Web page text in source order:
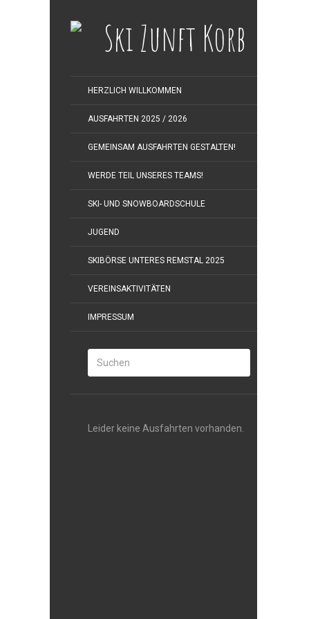
HERZLICH WILLKOMMEN
AUSFAHRTEN 2025 / 2026
GEMEINSAM AUSFAHRTEN GESTALTEN!
WERDE TEIL UNSERES TEAMS!
SKI- UND SNOWBOARDSCHULE
JUGEND
SKIBÖRSE UNTERES REMSTAL 2025
VEREINSAKTIVITÄTEN
IMPRESSUM
Leider keine Ausfahrten vorhanden.